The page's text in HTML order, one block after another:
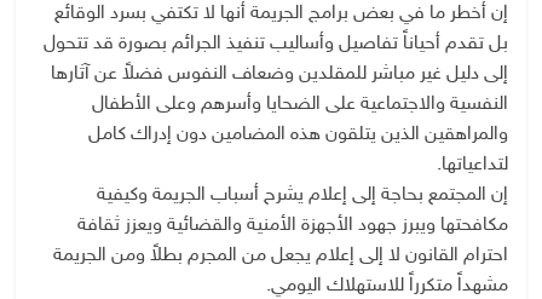
إن أخطر ما في بعض برامج الجريمة أنها لا تكتفي بسرد الوقائع
بل تقدم أحياناً تفاصيل وأساليب تنفيذ الجرائم بصورة قد تتحول
إلى دليل غير مباشر للمقلدين وضعاف النفوس فضلاً عن آثارها
النفسية والاجتماعية على الضحايا وأسرهم وعلى الأطفال
والمراهقين الذين يتلقون هذه المضامين دون إدراك كامل
لتداعياتها.
إن المجتمع بحاجة إلى إعلام يشرح أسباب الجريمة وكيفية
مكافحتها ويبرز جهود الأجهزة الأمنية والقضائية ويعزز ثقافة
احترام القانون لا إلى إعلام يجعل من المجرم بطلاً ومن الجريمة
مشهداً متكرراً للاستهلاك اليومي.